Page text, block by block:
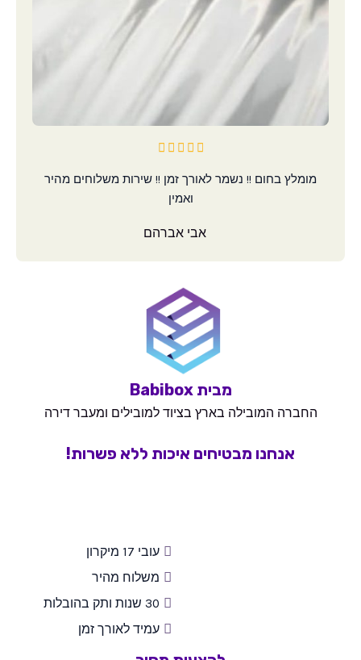





מומלץ בחום !! נשמר לאורך זמן !! שירות משלוחים מהיר
ואמין
אבי אברהם
מבית Babibox
החברה המובילה בארץ בציוד למובילים ומעבר דירה
אנחנו מבטיחים איכות ללא פשרות!
עובי 17 מיקרון
משלוח מהיר
30 שנות ותק בהובלות
עמיד לאורך זמן